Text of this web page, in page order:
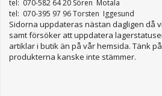
tel: 070-582 64 20 Sören Motala
tel: 070-395 97 96 Torsten Iggesund
Sidorna uppdateras nästan dagligen då
samt försöker att uppdatera
artiklar i butik än på vår hemsida. Tänk
produkterna kanske inte stämmer.